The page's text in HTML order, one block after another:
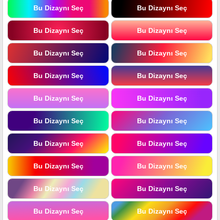
Bu Dizaynı Seç Bu Dizaynı Seç
Bu Dizaynı Seç Bu Dizaynı Seç
Bu Dizaynı Seç Bu Dizaynı Seç
Bu Dizaynı Seç Bu Dizaynı Seç
Bu Dizaynı Seç Bu Dizaynı Seç
Bu Dizaynı Seç Bu Dizaynı Seç
Bu Dizaynı Seç Bu Dizaynı Seç
Bu Dizaynı Seç Bu Dizaynı Seç
Bu Dizaynı Seç Bu Dizaynı Seç
Bu Dizaynı Seç Bu Dizaynı Seç